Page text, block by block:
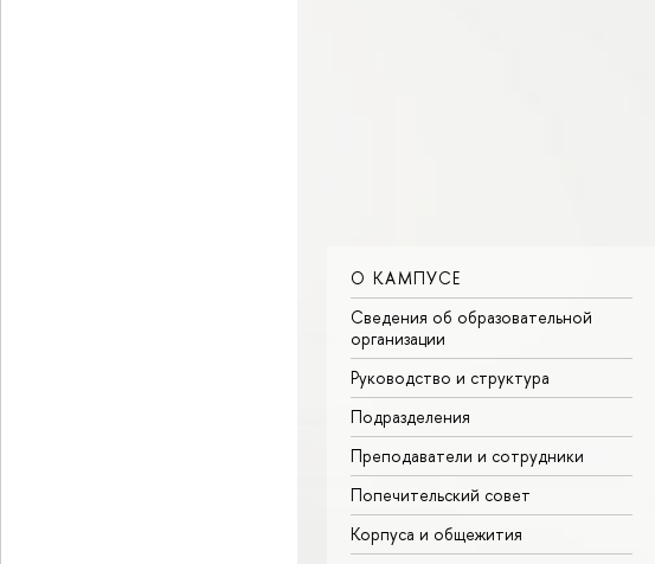
О КАМПУСЕ
Сведения об образовательной
организации
Руководство и структура
Подразделения
Преподаватели и сотрудники
Попечительский совет
Корпуса и общежития